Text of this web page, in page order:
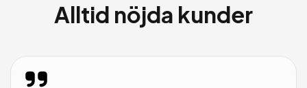
Alltid nöjda kunder